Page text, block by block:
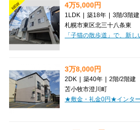
NEW 4万5,000円
1LDK | 築18年 | 3階/3階建
札幌市東区北三十八条東
3万8,000円
2DK | 築40年 | 2階/2階建
苫小牧市澄川町